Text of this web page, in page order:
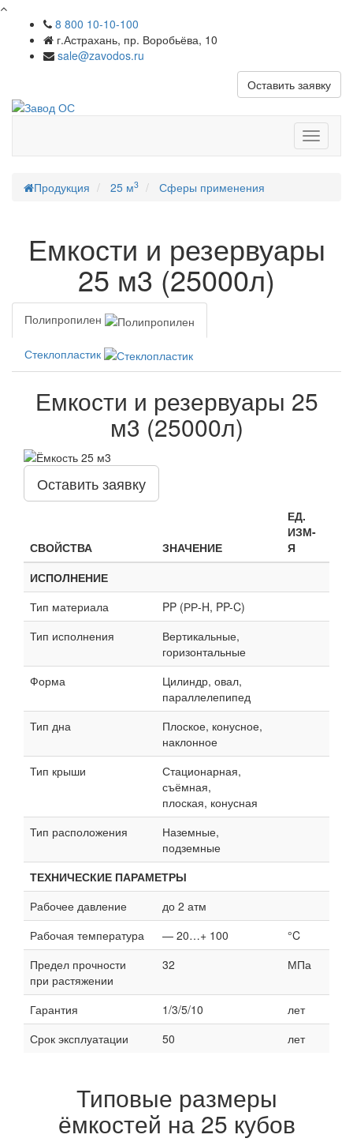
8 800 10-10-100
г.Астрахань, пр. Воробьёва, 10
sale@zavodos.ru
Оставить заявку
меню
Продукция 25 м3 Сферы применения
Емкости и резервуары
25 м3 (25000л)
Полипропилен
Стеклопластик
Емкости и резервуары 25
м3 (25000л)
Оставить заявку
СВОЙСТВА ЗНАЧЕНИЕ
ЕД.
ИЗМ-
Я
ИСПОЛНЕНИЕ
Тип материала
PP (РР-H, PP-C)
Тип исполнения
Вертикальные,
горизонтальные
Форма
Цилиндр, овал,
параллелепипед
Тип дна
Плоское, конусное,
наклонное
Тип крыши
Стационарная,
съёмная,
плоская, конусная
Тип расположения
Наземные,
подземные
ТЕХНИЧЕСКИЕ ПАРАМЕТРЫ
Рабочее давление
до 2 атм
Рабочая температура
— 20…+ 100
°C
Предел прочности
при растяжении
32 МПа
Гарантия 1/3/5/10
лет
Срок эксплуатации
50 лет
Типовые размеры
ёмкостей на 25 кубов